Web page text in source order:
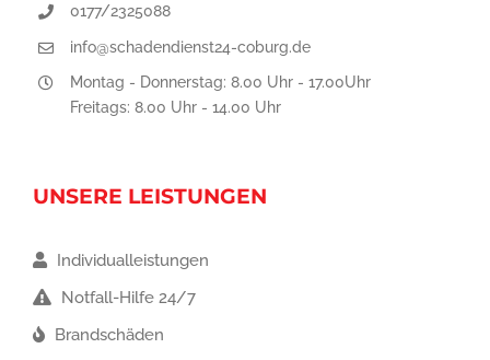
0177/2325088
info@schadendienst24-coburg.de
Montag - Donnerstag: 8.00 Uhr - 17.00Uhr
Freitags: 8.00 Uhr - 14.00 Uhr
UNSERE LEISTUNGEN
Individualleistungen
Notfall-Hilfe 24/7
Brandschäden